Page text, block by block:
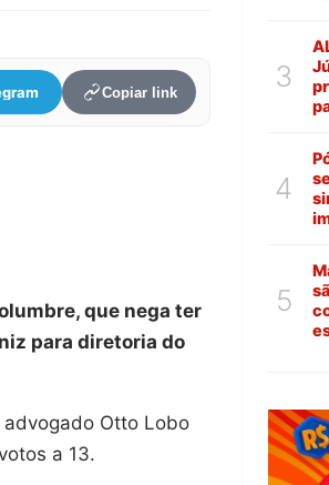
Copiar link
que nega ter
para diretoria do
Otto Lobo
a 13.
3
4
5